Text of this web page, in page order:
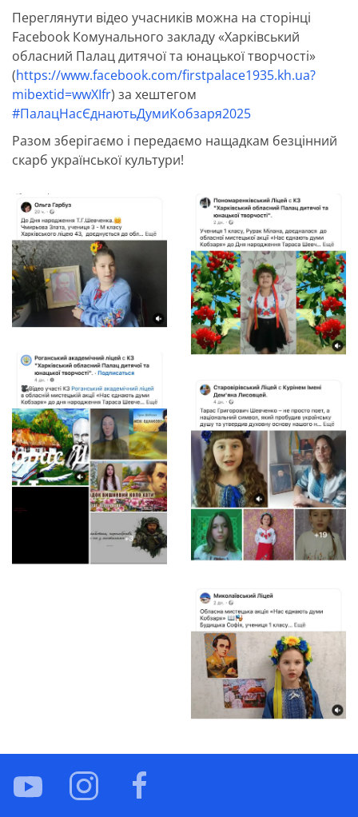
Переглянути відео учасників можна на сторінці
Facebook Комунального закладу «Харківський
обласний Палац дитячої та юнацької творчості»
(https://www.facebook.com/firstpalace1935.kh.ua?
mibextid=wwXIfr) за хештегом
#ПалацНасЄднаютьДумиКобзаря2025
Разом зберігаємо і передаємо нащадкам безцінний
скарб української культури!